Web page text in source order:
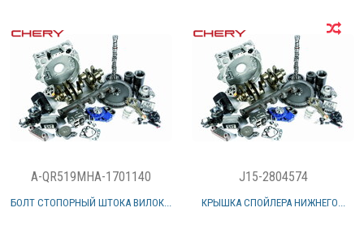
A-QR519MHA-1701140
БОЛТ СТОПОРНЫЙ ШТОКА ВИЛОК...
J15-2804574
КРЫШКА СПОЙЛЕРА НИЖНЕГО...